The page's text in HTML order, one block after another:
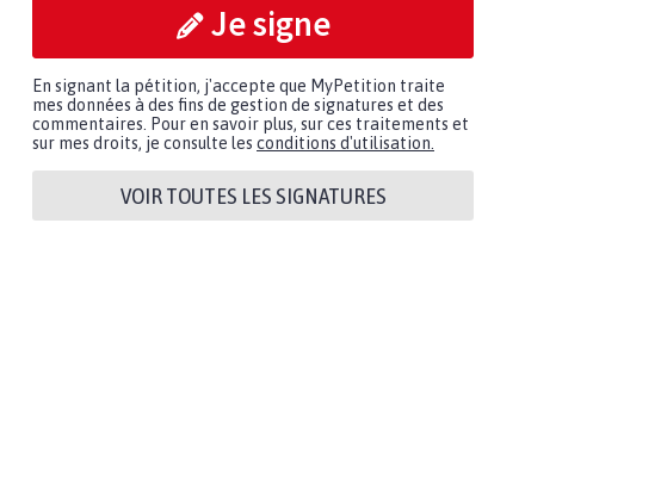
Je signe
En signant la pétition, j'accepte que MyPetition traite
mes données à des fins de gestion de signatures et des
commentaires. Pour en savoir plus, sur ces traitements et
sur mes droits, je consulte les conditions d'utilisation.
VOIR TOUTES LES SIGNATURES